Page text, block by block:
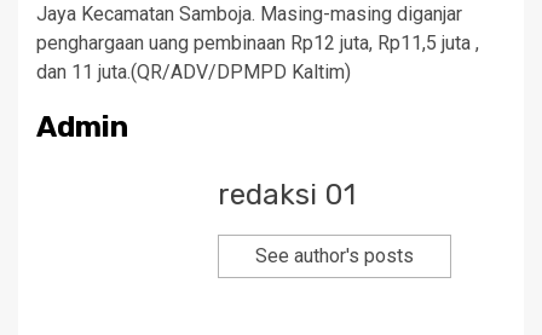
Jaya Kecamatan Samboja. Masing-masing diganjar
penghargaan uang pembinaan Rp12 juta, Rp11,5 juta ,
dan 11 juta.(QR/ADV/DPMPD Kaltim)
Admin
redaksi 01
See author's posts